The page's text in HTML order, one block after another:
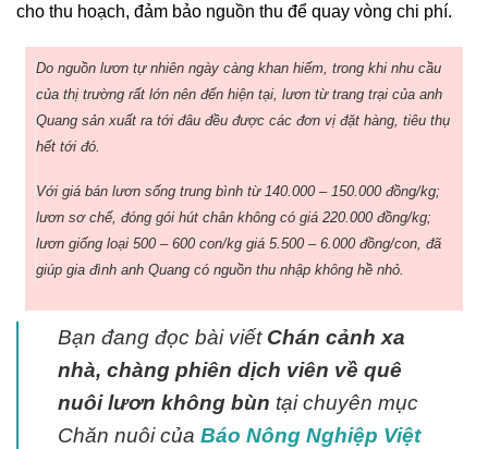
cho thu hoạch, đảm bảo nguồn thu để quay vòng chi phí.
Do nguồn lươn tự nhiên ngày càng khan hiếm, trong khi nhu cầu
của thị trường rất lớn nên đến hiện tại, lươn từ trang trại của anh
Quang sản xuất ra tới đâu đều được các đơn vị đặt hàng, tiêu thụ
hết tới đó.
Với giá bán lươn sống trung bình từ 140.000 – 150.000 đồng/kg;
lươn sơ chế, đóng gói hút chân không có giá 220.000 đồng/kg;
lươn giống loại 500 – 600 con/kg giá 5.500 – 6.000 đồng/con, đã
giúp gia đình anh Quang có nguồn thu nhập không hề nhỏ.
Bạn đang đọc bài viết Chán cảnh xa
nhà, chàng phiên dịch viên về quê
nuôi lươn không bùn tại chuyên mục
Chăn nuôi của Báo Nông Nghiệp Việt